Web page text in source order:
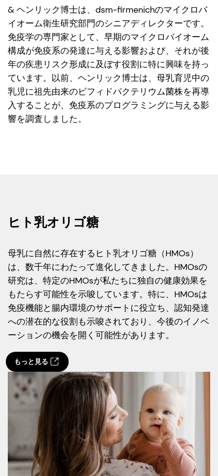
& ヘンリック博士は、dsm-firmenichのマイクロバ
イオーム衛生研究部門のシニアディレクターです。
免疫学の専門家として、早期のマイクロバイオーム
構成が免疫系の発達に与える影響および、それが後
年の疾患リスク形成に及ぼす役割に特に興味を持っ
ています。以前、ヘンリック博士は、母乳育児中の
乳児に祖先由来のビフィドバクテリウム菌株を再導
入することが、免疫系のプログラミングに与える影
響を調査しました。
ヒト乳オリゴ糖
母乳に自然に存在するヒト乳オリゴ糖（HMOs）
は、数千年にわたって進化してきました。HMOsの
研究は、特定のHMOsが私たちに独自の健康効果を
もたらす可能性を示唆しています。特に、HMOsは
免疫機能と腸内環境のサポートに役立ち、認知発達
への潜在的な役割も示唆されており、今後のイノベ
ーションの機会を開く可能性があります。
もっと見る